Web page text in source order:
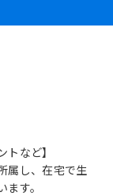
など】
属し、在宅で生
す。